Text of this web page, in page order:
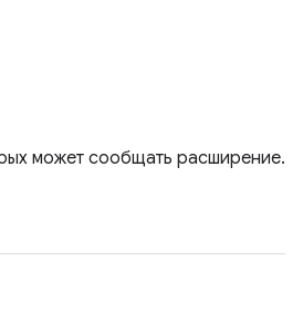
может сообщать расширение.